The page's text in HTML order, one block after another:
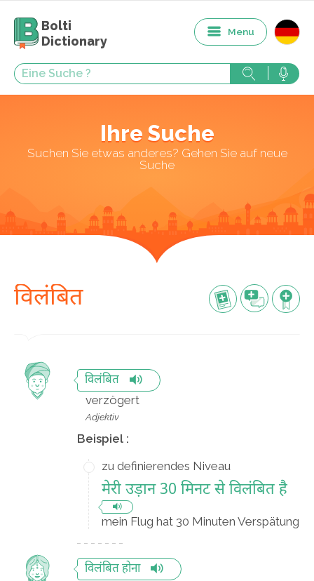
Bolti
Dictionary
Menu
Ihre Suche
Suchen Sie etwas anderes? Gehen Sie auf neue
Suche
विलंबित
विलंबित
verzögert
Adjektiv
Beispiel :
zu definierendes Niveau
मेरी उड़ान 30 मिनट से विलंबित है
mein Flug hat 30 Minuten Verspätung
विलंबित होना